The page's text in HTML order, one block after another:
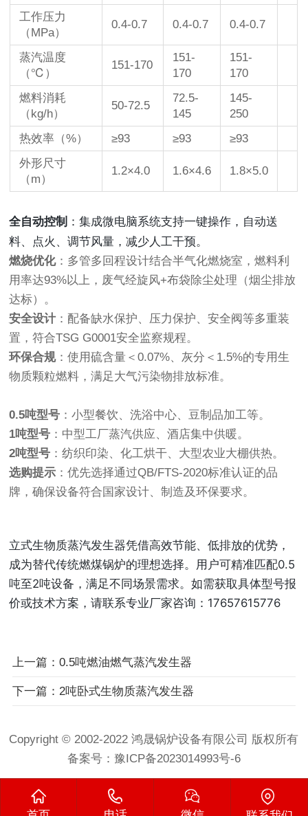
工作压力
（MPa）
0.4-0.7 0.4-0.7 0.4-0.7
蒸汽温度
（℃）
151-170
151-
170
151-
170
燃料消耗
（kg/h）
50-72.5
72.5-
145
145-
250
热效率（%）
≥93 ≥93
≥93
外形尺寸
（m）
1.2×4.0 1.6×4.6 1.8×5.0
全自动控制 ：集成微电脑系统支持一键操作，自动送
料、点火、调节风量，减少人工干预。
燃烧优化：多管多回程设计结合半气化燃烧室，燃料利
用率达93%以上，废气经旋风+布袋除尘处理（烟尘排放
达标）。
安全设计 ：配备缺水保护、压力保护、安全阀等多重装
置，符合TSG G0001安全监察规程。
环保合规：使用硫含量＜0.07%、灰分＜1.5%的专用生
物质颗粒燃料，满足大气污染物排放标准。
0.5吨型号 ：小型餐饮、洗浴中心、豆制品加工等。
1吨型号 ：中型工厂蒸汽供应、酒店集中供暖。
2吨型号 ：纺织印染、化工烘干、大型农业大棚供热。
选购提示 ：优先选择通过QB/FTS-2020标准认证的品
牌，确保设备符合国家设计、制造及环保要求。
立式生物质蒸汽发生器凭借高效节能、低排放的优势，
成为替代传统燃煤锅炉的理想选择。用户可精准匹配0.5
吨至2吨设备，满足不同场景需求。如需获取具体型号报
价或技术方案，请联系专业厂家咨询：17657615776
上一篇：0.5吨燃油燃气蒸汽发生器
下一篇：2吨卧式生物质蒸汽发生器
Copyright © 2002-2022 鸿晟锅炉设备有限公司 版权所有
备案号： 豫ICP备2023014993号-6